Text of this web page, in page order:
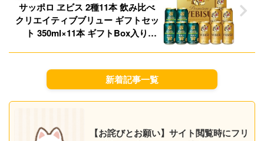
サッポロ ヱビス 2種11本 飲み比べ
クリエイティブブリュー ギフトセッ
ト 350ml×11本 ギフトBox入り
新着記事一覧
【お詫びとお願い】サイト閲覧時にフリ